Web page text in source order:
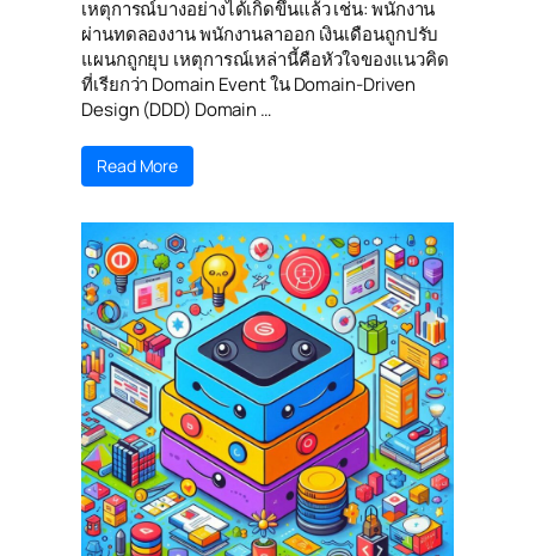
เหตุการณ์บางอย่างได้เกิดขึ้นแล้ว เช่น: พนักงาน
ผ่านทดลองงาน พนักงานลาออก เงินเดือนถูกปรับ
แผนกถูกยุบ เหตุการณ์เหล่านี้คือหัวใจของแนวคิด
ที่เรียกว่า Domain Event ใน Domain-Driven
Design (DDD) Domain …
Read More